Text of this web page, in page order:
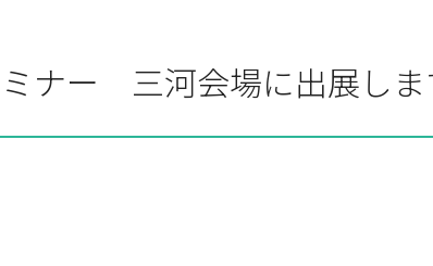
ナー 三河会場に出展しま